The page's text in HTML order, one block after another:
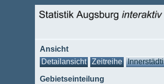
Ansicht
Detailansicht
Zeitreihe
Gebietseinteilung